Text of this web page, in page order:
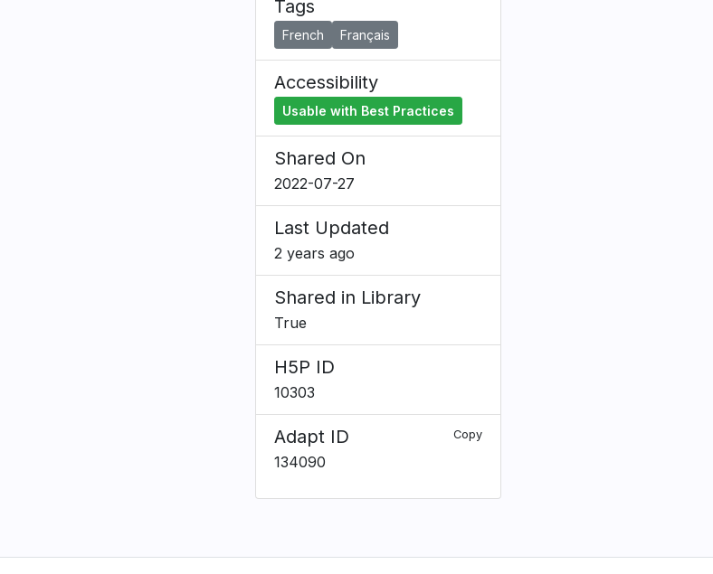
Tags
French Français
Accessibility
Usable with Best Practices
Shared On
2022-07-27
Last Updated
2 years ago
Shared in Library
True
H5P ID
10303
Adapt ID Copy
134090